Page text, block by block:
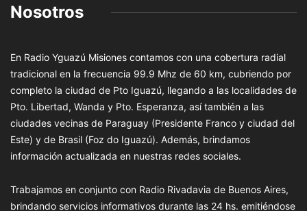
Nosotros
En Radio Yguazú Misiones contamos con una cobertura radial
tradicional en la frecuencia 99.9 Mhz de 60 km, cubriendo por
completo la ciudad de Pto Iguazú, llegando a las localidades de
Pto. Libertad, Wanda y Pto. Esperanza, así también a las
ciudades vecinas de Paraguay (Presidente Franco y ciudad del
Este) y de Brasil (Foz do Iguazú). Además, brindamos
información actualizada en nuestras redes sociales.
Trabajamos en conjunto con Radio Rivadavia de Buenos Aires,
brindando servicios informativos durante las 24 hs. emitiéndose